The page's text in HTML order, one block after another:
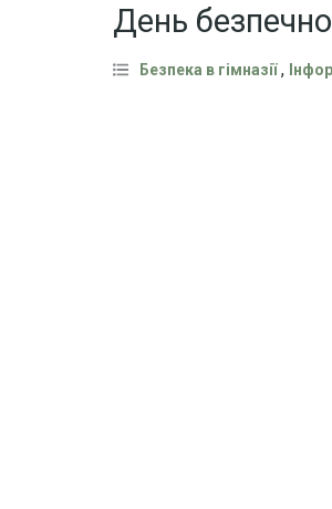
День
Безпека в гімназії,